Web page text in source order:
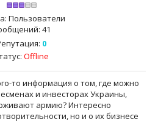
Пользователи
41
0
Offline
то информация о том, где можно
и инвесторах Украины,
армию? Интересно
но и о их бизнесе